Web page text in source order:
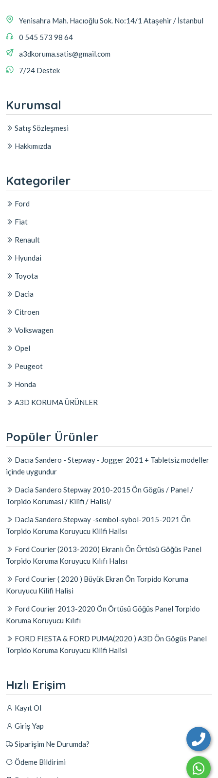
Yenisahra Mah. Hacıoğlu Sok. No:14/1 Ataşehir / İstanbul
0 545 573 98 64
a3dkoruma.satis@gmail.com
7/24 Destek
Kurumsal
Satış Sözleşmesi
Hakkımızda
Kategoriler
Ford
Fiat
Renault
Hyundai
Toyota
Dacia
Citroen
Volkswagen
Opel
Peugeot
Honda
A3D KORUMA ÜRÜNLER
Popüler Ürünler
Dacıa Sandero - Stepway - Jogger 2021 + Tabletsiz modeller
içinde uygundur
Dacia Sandero Stepway 2010-2015 Ön Gögüs / Panel /
Torpido Korumasi / Kilifi / Halisi/
Dacia Sandero Stepway -sembol-sybol-2015-2021 Ön
Torpido Koruma Koruyucu Kilifi Halisı
Ford Courier (2013-2020) Ekranlı Ön Örtüsü Göğüs Panel
Torpido Koruma Koruyucu Kılıfı Halısı
Ford Courier ( 2020 ) Büyük Ekran Ön Torpido Koruma
Koruyucu Kilifi Halisi
Ford Courier 2013-2020 Ön Örtüsü Göğüs Panel Torpido
Koruma Koruyucu Kılıfı
FORD FIESTA & FORD PUMA(2020 ) A3D Ön Gögüs Panel
Torpido Koruma Koruyucu Kilifi Halisi
Hızlı Erişim
Kayıt Ol
Giriş Yap
Siparişim Ne Durumda?
Ödeme Bildirimi